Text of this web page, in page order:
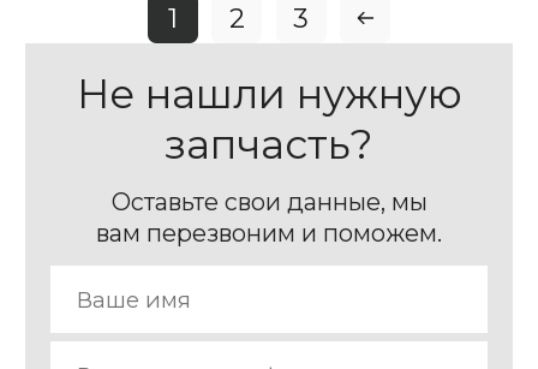
1 2 3
Не нашли нужную
запчасть?
Оставьте свои данные, мы
вам перезвоним и поможем.